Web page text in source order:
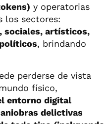
y operatorias
los sectores:
sociales, artísticos,
, brindando
perderse de vista
físico,
entorno digital
delictivas